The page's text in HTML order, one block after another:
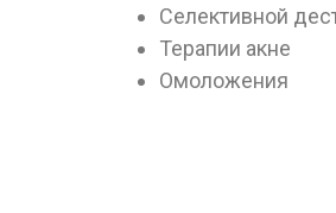
Селективной
Терапии акне
Омоложения